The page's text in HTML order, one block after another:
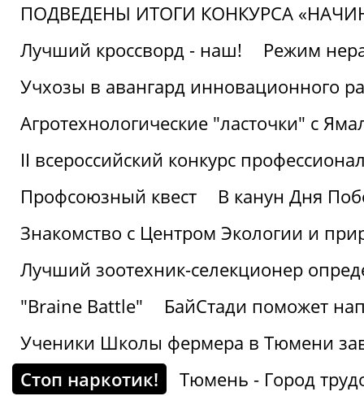
ПОДВЕДЕНЫ ИТОГИ КОНКУРСА
Лучший кроссворд - наш!
Режим
Учхозы в авангард инновационного
Агротехнологические "ласточки" с
II всероссийский конкурс
Профсоюзный квест
В канун Дня
Знакомство с Центром Экологии и
Лучший зоотехник-селекционер
"Braine Battle"
БайСтади поможет
Ученики Школы фермера в Тюмени
Стоп наркотик!
Тюмень - Город